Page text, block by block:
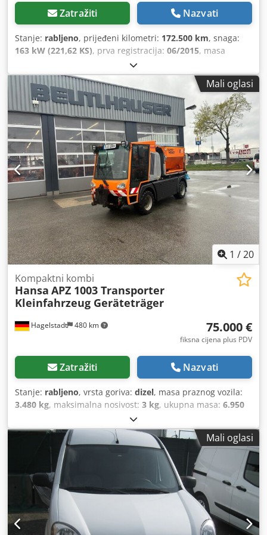
Zatražiti Nazvati
Stanje: rabljeno, prijeđeni kilometri: 172.500 km, snaga:
163 kW (221,62 KS), prva registracija: 06/2015, masa
, maksimalna nosivost:
gorivo:dizel, vrsta prijenosa:mehanički, broj sjedala:6,
nosivost:1.120 kg, Oprema:računalo na vozilu, središnje
zaključavanje,
Mali oglasi
1 /20
Hagelstadt 480 km
Kompaktni kombi
Hansa APZ 1003 Transporter
Kleinfahrzeug Geräteträger
75.000 €
fiksna cijena plus PDV
Zatražiti Nazvati
Stanje: rabljeno, vrsta goriva: dizel, masa praznog vozila:
3.480 kg, maksimalna nosivost: 3 kg, ukupna masa: 6.950
315/55R16
boja:narančasta, ukupna duljina:460 mm, Godina
proizvodnje:2022, veličina prednje gume:315/55R16 |
, veličina stražnje gume: 315/55R16 | 70% , radna
6.950 kg , maksimalna brzina: 62 km/h, radna širina:
156 mm, Oprema:
klima uređaj, komprimirani zračni
kočioni sustav, rasvjeta, Gume (sprijeda): 315/55R16,
Gume (straga): 315/55R16, Prva registracija: 05.09.2022,
Stražnja stijenka automatska, Vučna kuka -
automatska_____Prodajemo rabljeno Hansa APZ 1300L
Mali oglasi